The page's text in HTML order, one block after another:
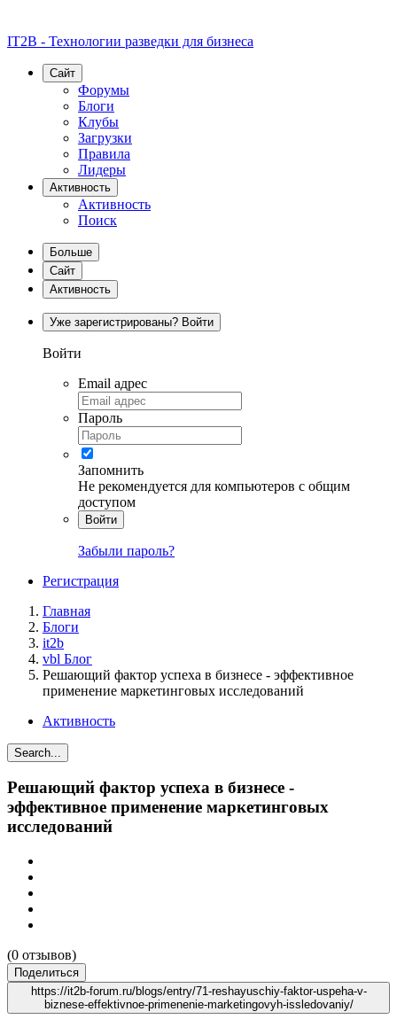
IT2B - Технологии разведки для бизнеса
Сайт
Форумы
Блоги
Клубы
Загрузки
Правила
Лидеры
Активность
Активность
Поиск
Больше
Сайт
Активность
Уже зарегистрированы? Войти
Войти
Email адрес
Пароль
Запомнить
Не рекомендуется для компьютеров с общим
доступом
Войти
Забыли пароль?
Регистрация
Главная
Блоги
it2b
vbl Блог
Решающий фактор успеха в бизнесе - эффективное
применение маркетинговых исследований
Активность
Search...
Решающий фактор успеха в бизнесе -
эффективное применение маркетинговых
исследований
(0 отзывов)
Поделиться
https://it2b-forum.ru/blogs/entry/71-reshayuschiy-faktor-uspeha-v-
biznese-effektivnoe-primenenie-marketingovyh-issledovaniy/